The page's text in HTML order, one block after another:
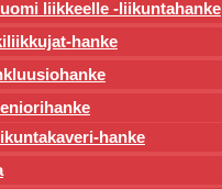
liikkeelle -liikuntahanke
hanke
hanke